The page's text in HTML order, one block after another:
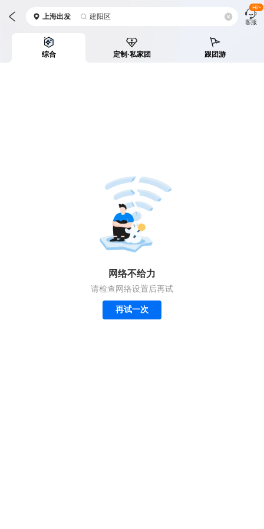
上海出发 建阳区
客服
Hi~
综合 定制·私家团 跟团游
网络不给力
请检查网络设置后再试
再试一次